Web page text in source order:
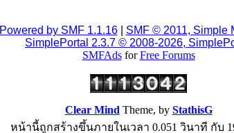
Powered by SMF 1.1.16| SMF © 2011, Simple
SimplePortal 2.3.7 © 2008-2026,
SMFAdsforFree Forums
Clear Mind Theme, by StathisG
หน้านี้ถูกสร้างขึ้นภายในเวลา 0.051 วินาที กับ